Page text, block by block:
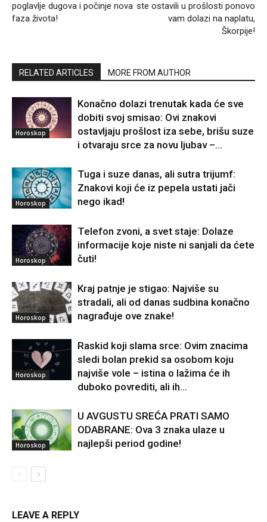
poglavlje dugova i počinje nova
faza života!
ste ostavili u prošlosti ponovo
vam dolazi na naplatu,
Škorpije!
RELATED ARTICLES MORE FROM AUTHOR
Horoskop
Konačno dolazi trenutak kada će sve
dobiti svoj smisao: Ovi znakovi
ostavljaju prošlost iza sebe, brišu suze
i otvaraju srce za novu ljubav –...
Horoskop
Tuga i suze danas, ali sutra trijumf:
Znakovi koji će iz pepela ustati jači
nego ikad!
Horoskop
Telefon zvoni, a svet staje: Dolaze
informacije koje niste ni sanjali da ćete
čuti!
Horoskop
Kraj patnje je stigao: Najviše su
stradali, ali od danas sudbina konačno
nagrađuje ove znake!
Horoskop
Raskid koji slama srce: Ovim znacima
sledi bolan prekid sa osobom koju
najviše vole – istina o lažima će ih
duboko povrediti, ali ih...
Horoskop
U AVGUSTU SREĆA PRATI SAMO
ODABRANE: Ova 3 znaka ulaze u
najlepši period godine!
LEAVE A REPLY